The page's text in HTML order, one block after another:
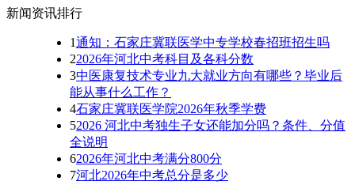
新闻资讯排行
1通知：石家庄冀联医学中专学校春招班招生吗
22026年河北中考科目及各科分数
3中医康复技术专业九大就业方向有哪些？毕业后
能从事什么工作？
4石家庄冀联医学院2026年秋季学费
52026 河北中考独生子女还能加分吗？条件、分值
全说明
62026年河北中考满分800分
7河北2026年中考总分是多少